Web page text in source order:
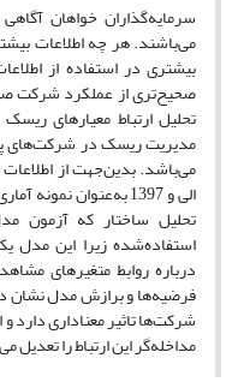
سرمایه‌گذاران خواهان
می‌باشند. هر چه اطلاعات
بیشتری در استفاده از
صحیح‌تری از عملکرد
تحلیل ارتباط معیار‌های
مدیریت ریسک در شرکت‌های
الی و 1397 به‌عنوان
تحلیل ساختار که آزمون
استفاده‌شده زیرا این مدل
درباره روابط متغیرهای
فرضیه‌ها و برازش مدل نشان
شرکت‌ها تاثیر معناداری
مداخله‌گر این ارتباط را تعدیل